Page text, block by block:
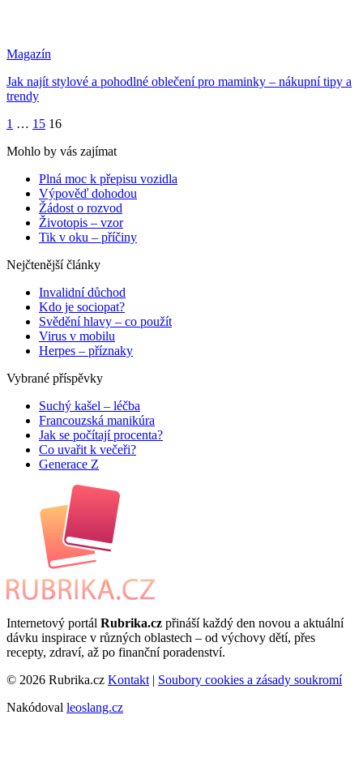
Magazín
Jak najít stylové a pohodlné oblečení pro maminky – nákupní tipy a
trendy
1 … 15 16
Mohlo by vás zajímat
Plná moc k přepisu vozidla
Výpověď dohodou
Žádost o rozvod
Životopis – vzor
Tik v oku – příčiny
Nejčtenější články
Invalidní důchod
Kdo je sociopat?
Svědění hlavy – co použít
Virus v mobilu
Herpes – příznaky
Vybrané příspěvky
Suchý kašel – léčba
Francouzská manikúra
Jak se počítají procenta?
Co uvařit k večeři?
Generace Z
Internetový portál Rubrika.cz přináší každý den novou a aktuální
dávku inspirace v různých oblastech – od výchovy dětí, přes
recepty, zdraví, až po finanční poradenství.
© 2026 Rubrika.cz Kontakt | Soubory cookies a zásady soukromí
Nakódoval leoslang.cz